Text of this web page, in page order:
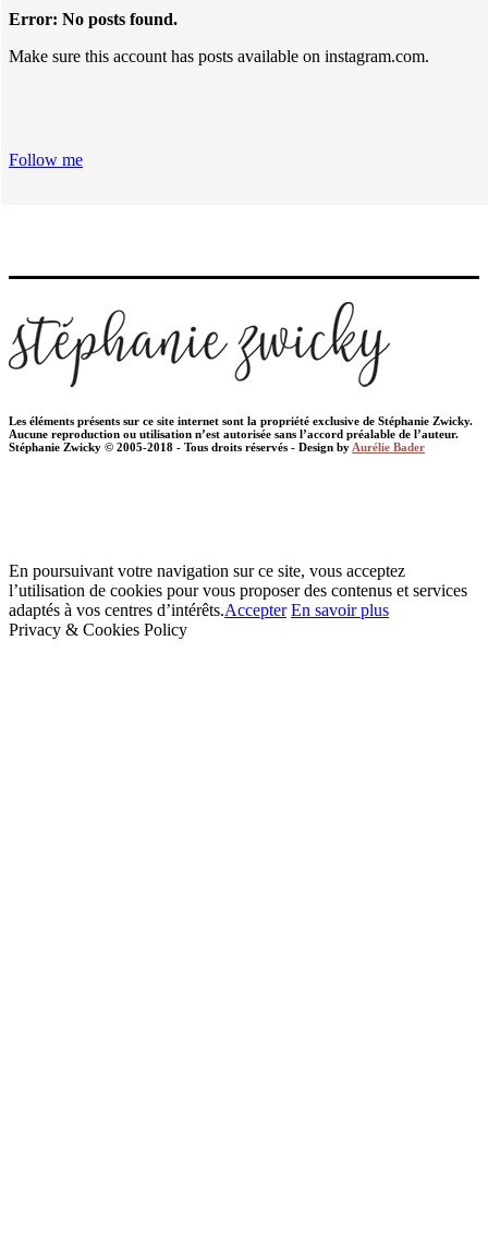
Error: No posts found.
Make sure this account has posts available on instagram.com.
Follow me
Les éléments présents sur ce site internet sont la propriété exclusive de Stéphanie Zwicky.
Aucune reproduction ou utilisation n’est autorisée sans l’accord préalable de l’auteur.
Stéphanie Zwicky © 2005-2018 - Tous droits réservés - Design by Aurélie Bader
En poursuivant votre navigation sur ce site, vous acceptez
l’utilisation de cookies pour vous proposer des contenus et services
adaptés à vos centres d’intérêts.Accepter En savoir plus
Privacy & Cookies Policy